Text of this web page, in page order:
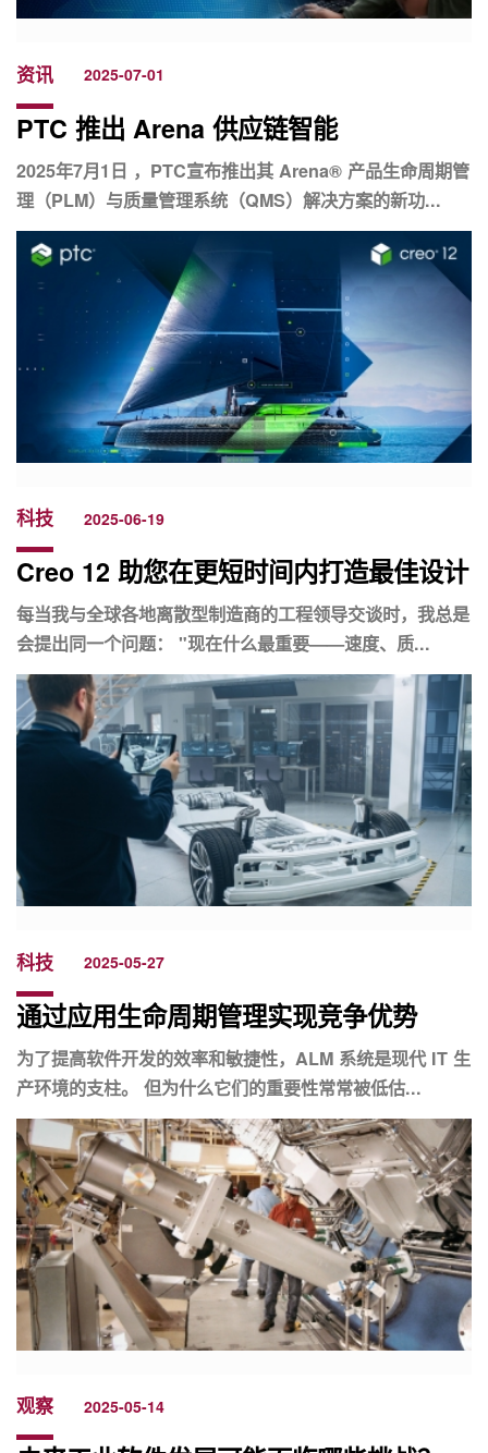
资讯 2025-07-01
PTC 推出 Arena 供应链智能
2025年7月1日 ，PTC宣布推出其 Arena® 产品生命周期管
理（PLM）与质量管理系统（QMS）解决方案的新功...
科技 2025-06-19
Creo 12 助您在更短时间内打造最佳设计
每当我与全球各地离散型制造商的工程领导交谈时，我总是
会提出同一个问题： "现在什么最重要——速度、质...
科技 2025-05-27
通过应用生命周期管理实现竞争优势
为了提高软件开发的效率和敏捷性，ALM 系统是现代 IT 生
产环境的支柱。 但为什么它们的重要性常常被低估...
观察 2025-05-14